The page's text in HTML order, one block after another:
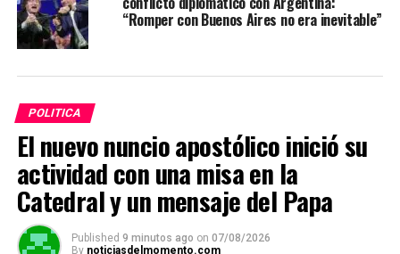
“Romper con Buenos Aires no era inevitable”
POLITICA
El nuevo nuncio apostólico inició su
actividad con una misa en la
Catedral y un mensaje del Papa
Published 9 minutos ago on 07/08/2026
By noticiasdelmomento.com